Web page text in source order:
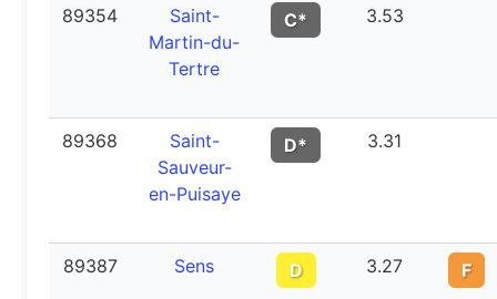
89354
Saint-
Martin-du-
Tertre
C* 3.53
89368
Saint-
Sauveur-
en-Puisaye
D* 3.31
89387 Sens D 3.27 F